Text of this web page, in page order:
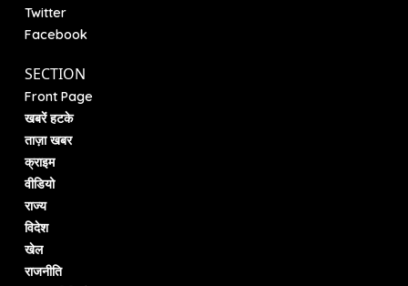
Twitter
Facebook
SECTION
Front Page
खबरें हटके
ताज़ा खबर
क्राइम
वीडियो
राज्य
विदेश
खेल
राजनीति